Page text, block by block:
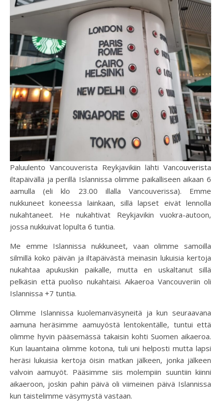
Paluulento Vancouverista Reykjavikiin lähti Vancouverista
iltapäivällä ja perillä Islannissa olimme paikalliseen aikaan 6
aamulla (eli klo 23.00 illalla Vancouverissa). Emme
nukkuneet koneessa lainkaan, sillä lapset eivät lennolla
nukahtaneet. He nukahtivat Reykjavikin vuokra-autoon,
jossa nukkuivat lopulta 6 tuntia.
Me emme Islannissa nukkuneet, vaan olimme samoilla
silmillä koko päivän ja iltapäivästä meinasin lukuisia kertoja
nukahtaa apukuskin paikalle, mutta en uskaltanut sillä
pelkäsin että puoliso nukahtaisi. Aikaeroa Vancouveriin oli
Islannissa +7 tuntia.
Olimme Islannissa kuolemanväsyneitä ja kun seuraavana
aamuna heräsimme aamuyöstä lentokentälle, tuntui että
olimme hyvin pääsemässä takaisin kohti Suomen aikaeroa.
Kun lauantaina olimme kotona, tuli uni helposti mutta lapsi
heräsi lukuisia kertoja öisin matkan jälkeen, jonka jälkeen
valvoin aamuyöt. Pääsimme siis molempiin suuntiin kiinni
aikaeroon, joskin pahin päivä oli viimeinen päivä Islannissa
kun taistelimme väsymystä vastaan.